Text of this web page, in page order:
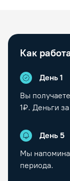
Как
День 1
Вы
1₽. Деньги
День 5
Мы
периода.